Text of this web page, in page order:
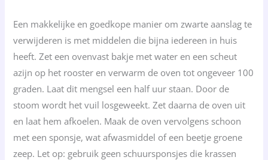
Een makkelijke en goedkope manier om zwarte aanslag te
verwijderen is met middelen die bijna iedereen in huis
heeft. Zet een ovenvast bakje met water en een scheut
azijn op het rooster en verwarm de oven tot ongeveer 100
graden. Laat dit mengsel een half uur staan. Door de
stoom wordt het vuil losgeweekt. Zet daarna de oven uit
en laat hem afkoelen. Maak de oven vervolgens schoon
met een sponsje, wat afwasmiddel of een beetje groene
zeep. Let op: gebruik geen schuursponsjes die krassen